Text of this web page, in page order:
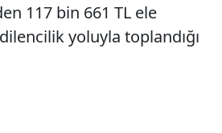
117 bin 661 TL ele
yoluyla toplandığı